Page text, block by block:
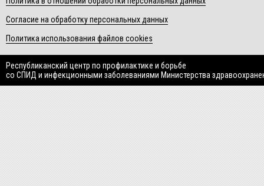
Согласие на обработку персональных данных
Политика использования файлов cookies
Республиканский центр по профилактике и борьбе
со СПИД и инфекционными заболеваниями Министерства